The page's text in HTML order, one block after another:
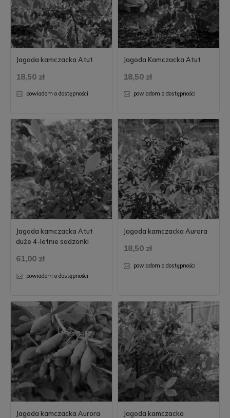
Jagoda kamczacka Atut
18,50 zł
powiadom o dostępności
Jagoda Kamczacka Atut
18,50 zł
powiadom o dostępności
Jagoda kamczacka Atut
duże 4-letnie sadzonki
61,00 zł
powiadom o dostępności
Jagoda kamczacka Aurora
18,50 zł
powiadom o dostępności
Jagoda kamczacka Aurora
Jagoda kamczacka